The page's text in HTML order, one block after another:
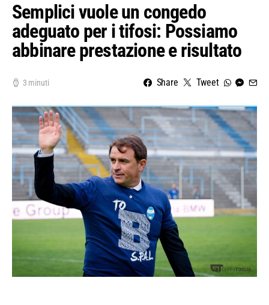
Semplici vuole un congedo
adeguato per i tifosi: Possiamo
abbinare prestazione e risultato
3 minuti Share Tweet